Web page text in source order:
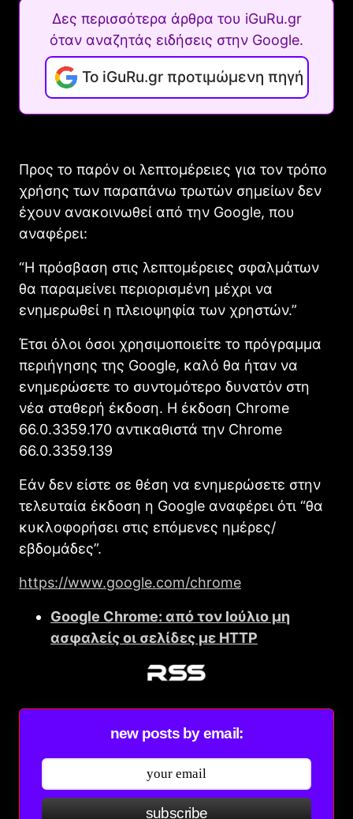
Δες περισσότερα άρθρα του iGuRu.gr
όταν αναζητάς ειδήσεις στην Google.
Το iGuRu.gr προτιμώμενη πηγή
Προς το παρόν οι λεπτομέρειες για τον τρόπο
χρήσης των παραπάνω τρωτών σημείων δεν
έχουν ανακοινωθεί από την Google, που
αναφέρει:
“Η πρόσβαση στις λεπτομέρειες σφαλμάτων
θα παραμείνει περιορισμένη μέχρι να
ενημερωθεί η πλειοψηφία των χρηστών.”
Έτσι όλοι όσοι χρησιμοποιείτε το πρόγραμμα
περιήγησης της Google, καλό θα ήταν να
ενημερώσετε το συντομότερο δυνατόν στη
νέα σταθερή έκδοση. Η έκδοση Chrome
66.0.3359.170 αντικαθιστά την Chrome
66.0.3359.139
Εάν δεν είστε σε θέση να ενημερώσετε στην
τελευταία έκδοση η Google αναφέρει ότι “θα
κυκλοφορήσει στις επόμενες ημέρες/
εβδομάδες”.
https://www.google.com/chrome
Google Chrome: από τον Ιούλιο μη
ασφαλείς οι σελίδες με HTTP
new posts by email:
subscribe